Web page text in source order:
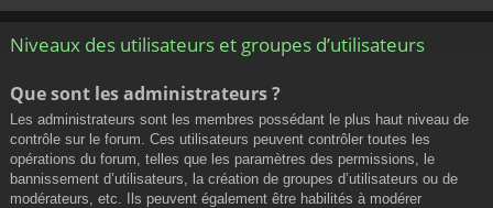
Niveaux des utilisateurs et groupes d’utilisateurs
Que sont les administrateurs ?
Les administrateurs sont les membres possédant le plus haut niveau de
contrôle sur le forum. Ces utilisateurs peuvent contrôler toutes les
opérations du forum, telles que les paramètres des permissions, le
bannissement d’utilisateurs, la création de groupes d’utilisateurs ou de
modérateurs, etc. Ils peuvent également être habilités à modérer